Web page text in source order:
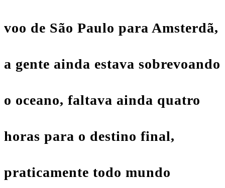
voo de São Paulo para Amsterdã,
a gente ainda estava sobrevoando
o oceano, faltava ainda quatro
horas para o destino final,
praticamente todo mundo